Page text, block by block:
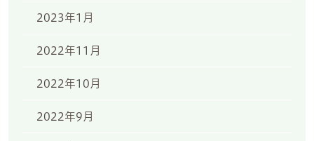
2023年1月
2022年11月
2022年10月
2022年9月